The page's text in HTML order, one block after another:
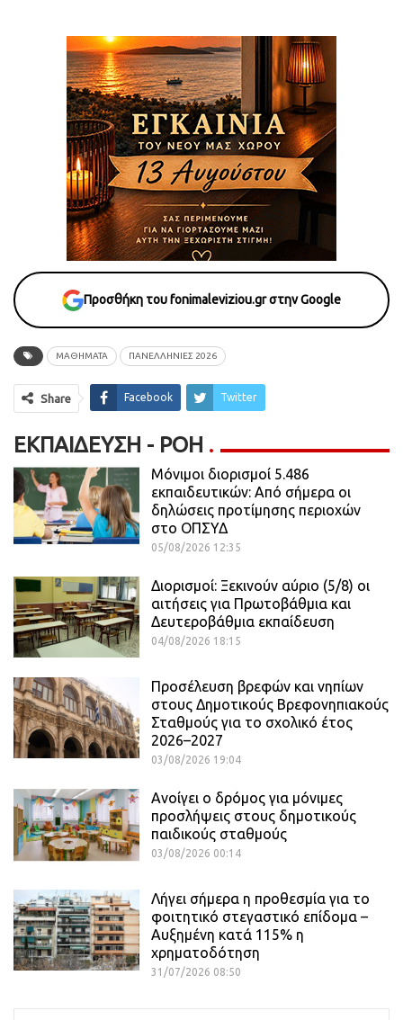
Προσθήκη του fonimaleviziou.gr στην Google
ΜΑΘΗΜΑΤΑ ΠΑΝΕΛΛΉΝΙΕΣ 2026
Share Facebook Twitter
ΕΚΠΑΊΔΕΥΣΗ - ΡΟΗ
Μόνιμοι διορισμοί 5.486
εκπαιδευτικών: Από σήμερα οι
δηλώσεις προτίμησης περιοχών
στο ΟΠΣΥΔ
05/08/2026 12:35
Διορισμοί: Ξεκινούν αύριο (5/8) οι
αιτήσεις για Πρωτοβάθμια και
Δευτεροβάθμια εκπαίδευση
04/08/2026 18:15
Προσέλευση βρεφών και νηπίων
στους Δημοτικούς Βρεφονηπιακούς
Σταθμούς για το σχολικό έτος
2026–2027
03/08/2026 19:04
Ανοίγει ο δρόμος για μόνιμες
προσλήψεις στους δημοτικούς
παιδικούς σταθμούς
03/08/2026 00:14
Λήγει σήμερα η προθεσμία για το
φοιτητικό στεγαστικό επίδομα –
Αυξημένη κατά 115% η
χρηματοδότηση
31/07/2026 08:50